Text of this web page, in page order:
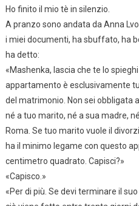
Ho finito il mio tè in silenzio.
A pranzo sono andata da Anna
i miei documenti, ha sbuffato, ha
ha detto:
«Mashenka, lascia che te lo
appartamento è esclusivamente
del matrimonio. Non sei obbligata
né a tuo marito, né a sua madre,
Roma. Se tuo marito vuole il
ha il minimo legame con questo
centimetro quadrato. Capisci?»
«Capisco.»
«Per di più. Se devi terminare il